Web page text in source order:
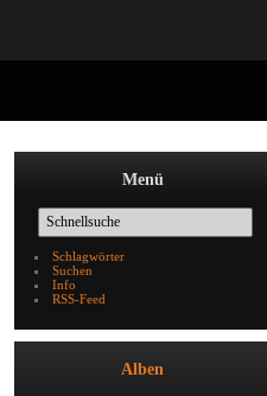
Menü
Schlagwörter
Suchen
Info
RSS-Feed
Alben